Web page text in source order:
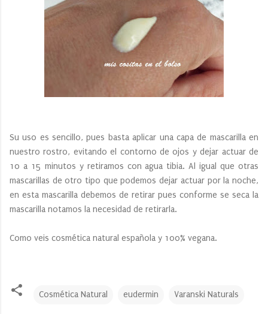
Su uso es sencillo, pues basta aplicar una capa de mascarilla en
nuestro rostro, evitando el contorno de ojos y dejar actuar de
10 a 15 minutos y retiramos con agua tibia. Al igual que otras
mascarillas de otro tipo que podemos dejar actuar por la noche,
en esta mascarilla debemos de retirar pues conforme se seca la
mascarilla notamos la necesidad de retirarla.
Como veis cosmética natural española y 100% vegana.
Cosmética Natural eudermin Varanski Naturals